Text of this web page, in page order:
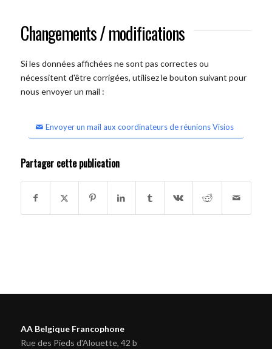
Changements / modifications
Si les données affichées ne sont pas correctes ou
nécessitent d'être corrigées, utilisez le bouton suivant pour
nous envoyer un mail :
Envoyer un mail aux coordinateurs de réunions Visios
Partager cette publication
AA Belgique Francophone
Rue des Pieds d'Alouette, 42 b